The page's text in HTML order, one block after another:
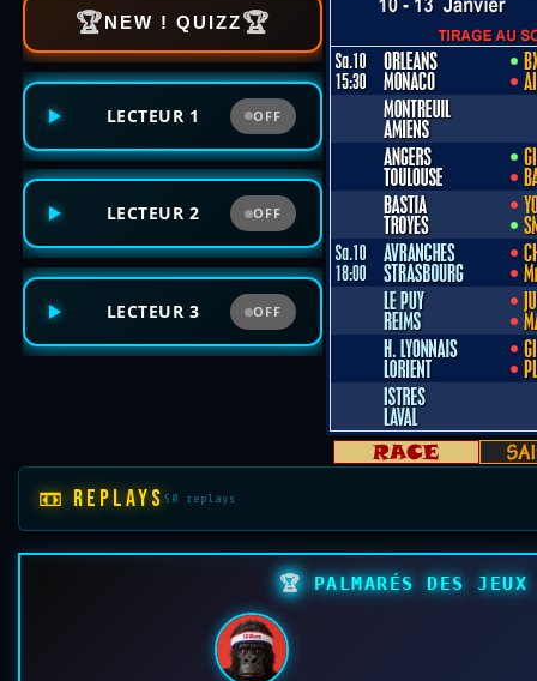
🏆NEW ! QUIZZ🏆
LECTEUR 1 OFF
LECTEUR 2 OFF
LECTEUR 3 OFF
📼 REPLAYS 50 replays
🏆 PALMARÉS DES